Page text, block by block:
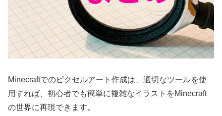
Minecraftでのピクセルアート作成は、適切なツールを使
用すれば、初心者でも簡単に複雑なイラストをMinecraft
の世界に再現できます。